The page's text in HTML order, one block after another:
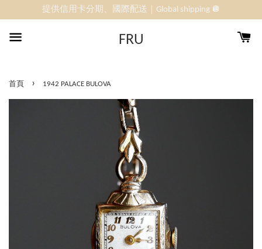
提供信用卡分期、國際配送｜Global shipping 🪩
FRU
首頁 › 1942 PALACE BULOVA